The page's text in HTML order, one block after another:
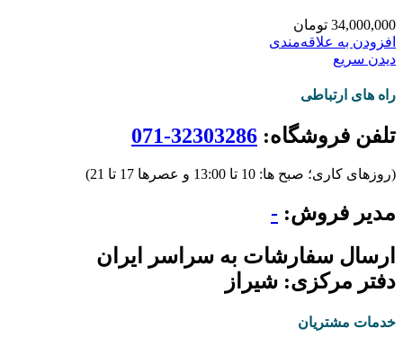
34,000,000 تومان
افزودن به علاقه‌مندی
دیدن سریع
راه های ارتباطی
تلفن فروشگاه: 32303286-071
(روزهای کاری؛ صبح ها: 10 تا 13:00 و عصرها 17 تا 21)
مدیر فروش: -
ارسال سفارشات به سراسر ایران
دفتر مرکزی: شیراز
خدمات مشتریان